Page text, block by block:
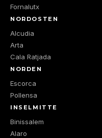
Fornalutx
NORDOSTEN
Alcudia
Arta
Cala Ratjada
NORDEN
Escorca
Pollensa
INSELMITTE
Binissalem
Alaro